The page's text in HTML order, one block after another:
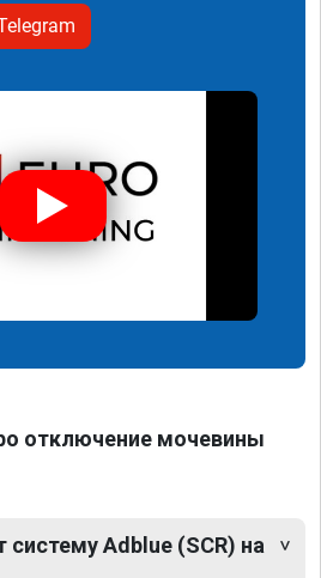
отключение мочевины
Adblue (SCR) на